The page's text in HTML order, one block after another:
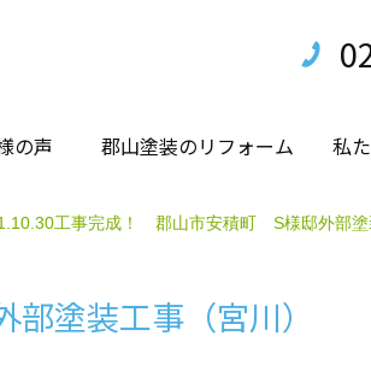
の声 郡山塗装のリフォーム 私
工事完成！ 郡山市安積町 S様邸外部塗
塗装工事（宮川）